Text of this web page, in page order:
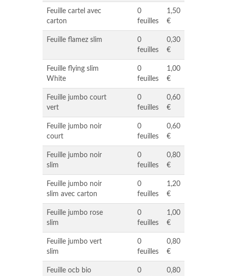
Feuille cartel avec
carton
0
feuilles
1,50
€
Feuille flamez slim
0
feuilles
0,30
€
Feuille flying slim
White
0
feuilles
1,00
€
Feuille jumbo court
vert
0
feuilles
0,60
€
Feuille jumbo noir
court
0
feuilles
0,60
€
Feuille jumbo noir
slim
0
feuilles
0,80
€
Feuille jumbo noir
slim avec carton
0
feuilles
1,20
€
Feuille jumbo rose
slim
0
feuilles
1,00
€
Feuille jumbo vert
slim
0
feuilles
0,80
€
Feuille ocb bio
0
0,80